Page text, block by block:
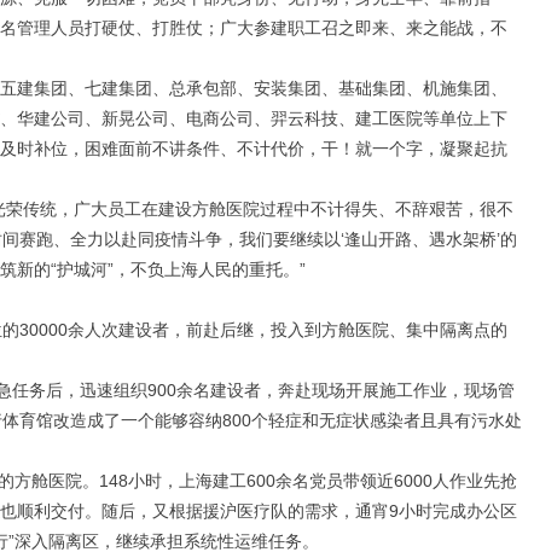
管理人员打硬仗、打胜仗；广大参建职工召之即来、来之能战，不
集团、七建集团、总承包部、安装集团、基础集团、机施集团、
华建公司、新晃公司、电商公司、羿云科技、建工医院等单位上下
时补位，困难面前不讲条件、不计代价，干！就一个字，凝聚起抗
传统，广大员工在建设方舱医院过程中不计得失、不辞艰苦，很不
跑、全力以赴同疫情斗争，我们要继续以‘逢山开路、遇水架桥’的
新的“护城河”，不负上海人民的重托。”
30000余人次建设者，前赴后继，投入到方舱医院、集中隔离点的
务后，迅速组织900余名建设者，奔赴现场开展施工作业，现场管
育馆改造成了一个能够容纳800个轻症和无症状感染者且具有污水处
方舱医院。148小时，上海建工600余名党员带领近6000人作业先抢
顺利交付。随后，又根据援沪医疗队的需求，通宵9小时完成办公区
深入隔离区，继续承担系统性运维任务。